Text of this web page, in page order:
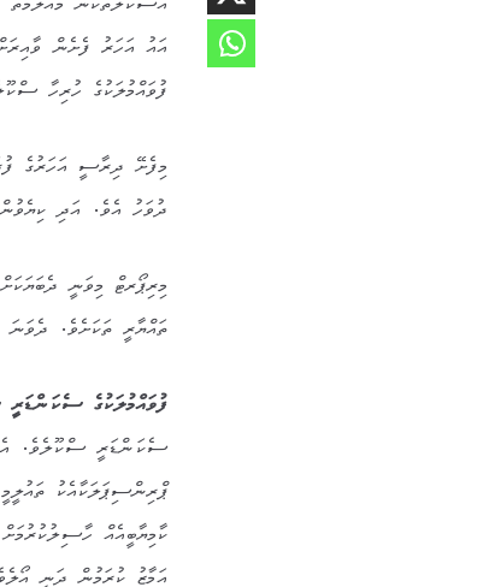
އައު އަހަރު ފެށެން
ފުވައްމުލަކުގެ ހުރިހާ ސްކޫލެއްގައި ވެސް 2017 ވަނަ
ދުވަހު އެވެ. އަދި ކިޔެވުން ނިމޭނީ 8 ޖޫން ވާ
މިރިޕޯރޓް މިވަނީ
ތައްޔާރީ ތަކަށެވެ. ދެވަނަ
ފުވައްމުލަކުގެ
ޕްރިންސިޕަލަކާއެކު
ކާމިޔާބީއެއް
އަމާޒު ކުރަމުން ދަނީ